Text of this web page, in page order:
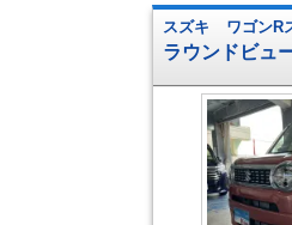
スズキ ワゴンR
ラウンドビュ